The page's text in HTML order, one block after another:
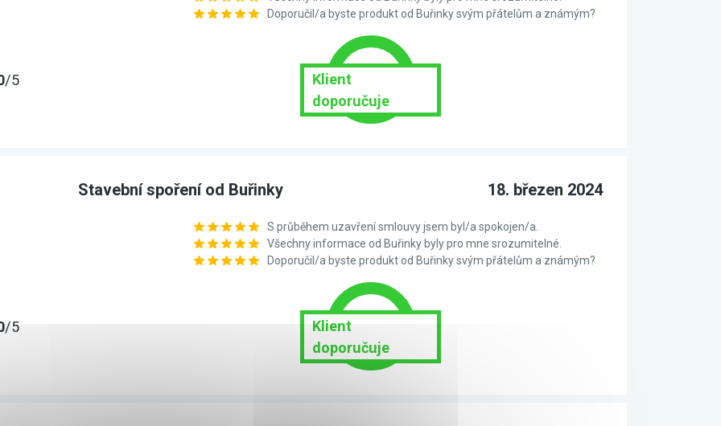
Doporučil/a byste produkt od Buřinky svým přátelům a známým?
/5
Klient
doporučuje
Stavební spoření od Buřinky 18. březen 2024
S průběhem uzavření smlouvy jsem byl/a spokojen/a.
Všechny informace od Buřinky byly pro mne srozumitelné.
Doporučil/a byste produkt od Buřinky svým přátelům a známým?
/5
Klient
doporučuje